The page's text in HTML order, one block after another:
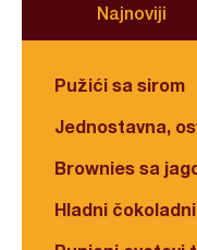
Najnoviji
Pužići sa sirom
Jednostavna,
Brownies sa
Hladni